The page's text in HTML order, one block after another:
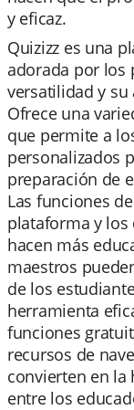
y eficaz.
Quizizz es una
adorada por los
versatilidad y
Ofrece una
que permite a
personalizados
preparación de
Las funciones
plataforma y los
hacen más
maestros
de los
herramienta
funciones
recursos de
convierten en la
entre los